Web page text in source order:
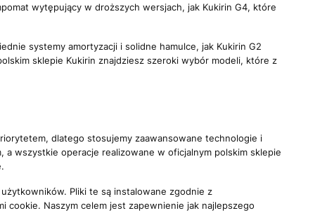
wytępujący w droższych wersjach, jak Kukirin G4, które
systemy amortyzacji i solidne hamulce, jak Kukirin G2
sklepie Kukirin znajdziesz szeroki wybór modeli, które z
dlatego stosujemy zaawansowane technologie i
wszystkie operacje realizowane w oficjalnym polskim sklepie
Pliki te są instalowane zgodnie z
cookie. Naszym celem jest zapewnienie jak najlepszego